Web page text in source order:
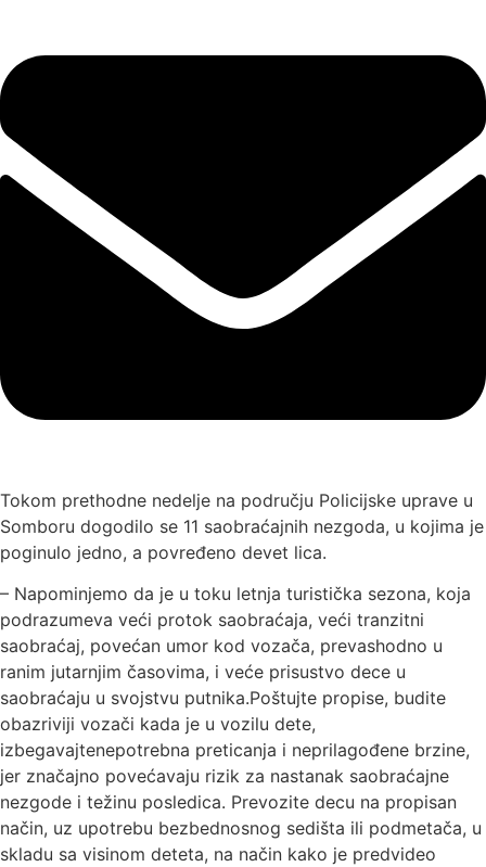
Tokom prethodne nedelje na području Policijske uprave u
Somboru dogodilo se 11 saobraćajnih nezgoda, u kojima je
poginulo jedno, a povređeno devet lica.
– Napominjemo da je u toku letnja turistička sezona, koja
podrazumeva veći protok saobraćaja, veći tranzitni
saobraćaj, povećan umor kod vozača, prevashodno u
ranim jutarnjim časovima, i veće prisustvo dece u
saobraćaju u svojstvu putnika.Poštujte propise, budite
obazriviji vozači kada je u vozilu dete,
izbegavajtenepotrebna preticanja i neprilagođene brzine,
jer značajno povećavaju rizik za nastanak saobraćajne
nezgode i težinu posledica. Prevozite decu na propisan
način, uz upotrebu bezbednosnog sedišta ili podmetača, u
skladu sa visinom deteta, na način kako je predvideo